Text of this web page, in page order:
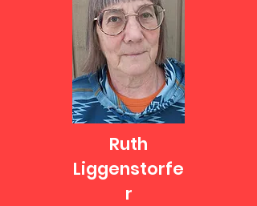
Ruth
Liggenstorfe
r